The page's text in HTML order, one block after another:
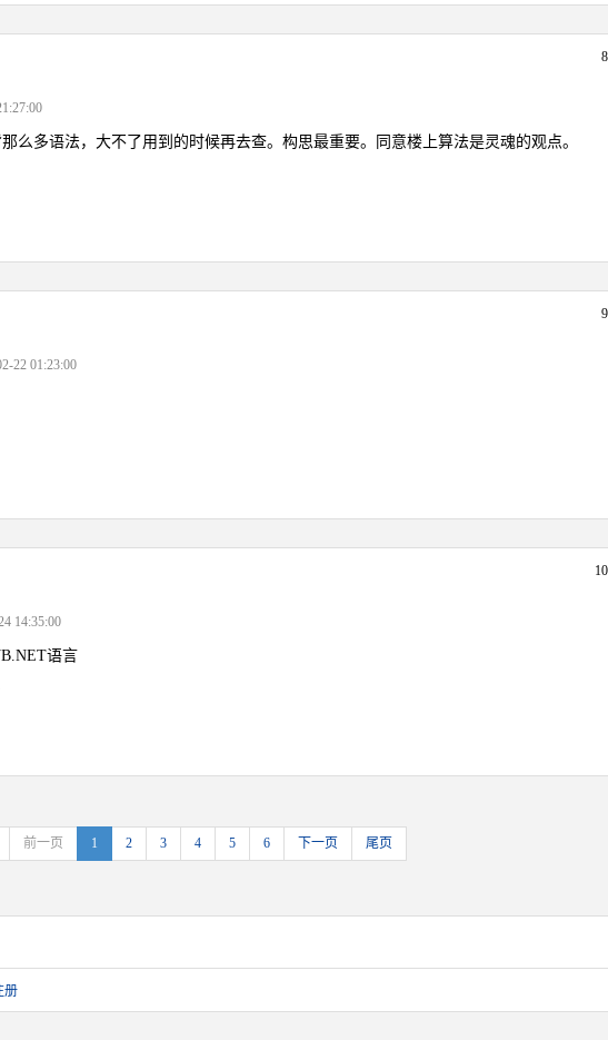
么多语法，大不了用到的时候再去查。构思最重要。同意楼上算法是灵魂的观点。
22 01:23:00
14:35:00
语言
前一页 1 2 3 4 5 6 下一页 尾页
册